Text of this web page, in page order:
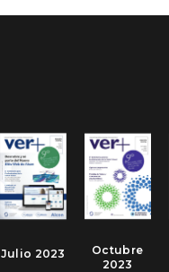
Octubre
2023
Julio 2023